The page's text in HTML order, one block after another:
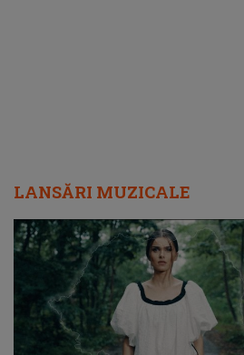
LANSĂRI MUZICALE